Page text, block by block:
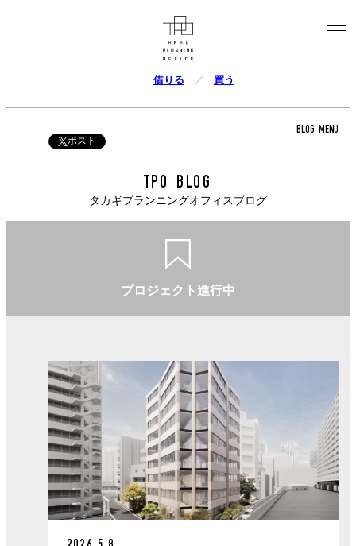
借りる 買う
ポスト
BLOG MENU
TPO BLOG
タカギプランニングオフィスブログ
プロジェクト進行中
2026.5.8